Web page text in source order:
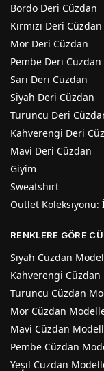
Bordo Deri Cüzdan
Kırmızı Deri Cüzdan
Mor Deri Cüzdan
Pembe Deri Cüzdan
Sarı Deri Cüzdan
Siyah Deri Cüzdan
Turuncu Deri
Kahverengi Deri
Mavi Deri Cüzdan
Giyim
Sweatshirt
Outlet
RENKLERE GÖRE
Siyah Cüzdan
Kahverengi
Turuncu Cüzdan
Mor Cüzdan
Mavi Cüzdan
Pembe Cüzdan
Yeşil Cüzdan